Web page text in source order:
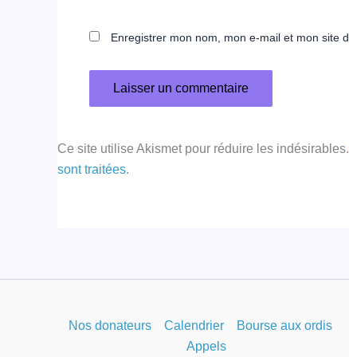
Enregistrer mon nom, mon e-mail et mon site
Ce site utilise Akismet pour réduire les indésirables.
sont traitées.
Nos donateurs Calendrier
Bourse aux ordis
Appels